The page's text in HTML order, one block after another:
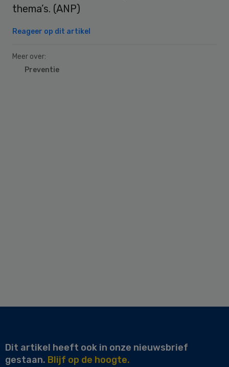
thema’s. (ANP)
Reageer op dit artikel
Meer over:
Preventie
Dit artikel heeft ook in onze nieuwsbrief
gestaan. Blijf op de hoogte.